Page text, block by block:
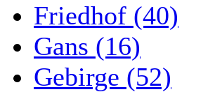
Friedhof (40)
Gans (16)
Gebirge (52)